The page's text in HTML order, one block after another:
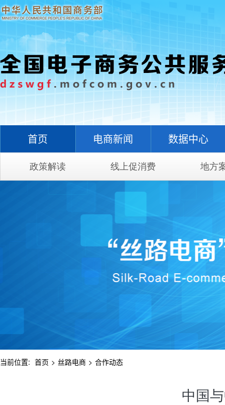
首页 电商新闻 数据中心
政策解读 线上促消费 地方
当前位置: 首页 > 丝路电商 > 合作动态
中国